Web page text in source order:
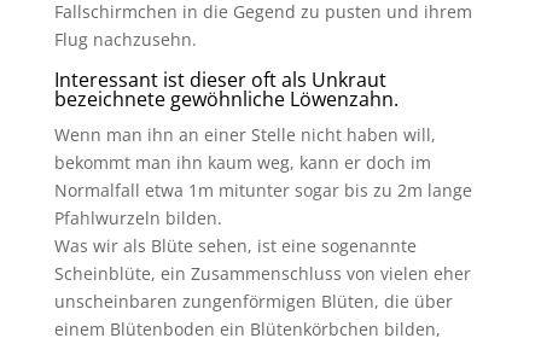
Fallschirmchen in die Gegend zu pusten und ihrem
Flug nachzusehn.
Interessant ist dieser oft als Unkraut
bezeichnete gewöhnliche Löwenzahn.
Wenn man ihn an einer Stelle nicht haben will,
bekommt man ihn kaum weg, kann er doch im
Normalfall etwa 1m mitunter sogar bis zu 2m lange
Pfahlwurzeln bilden.
Was wir als Blüte sehen, ist eine sogenannte
Scheinblüte, ein Zusammenschluss von vielen eher
unscheinbaren zungenförmigen Blüten, die über
einem Blütenboden ein Blütenkörbchen bilden,